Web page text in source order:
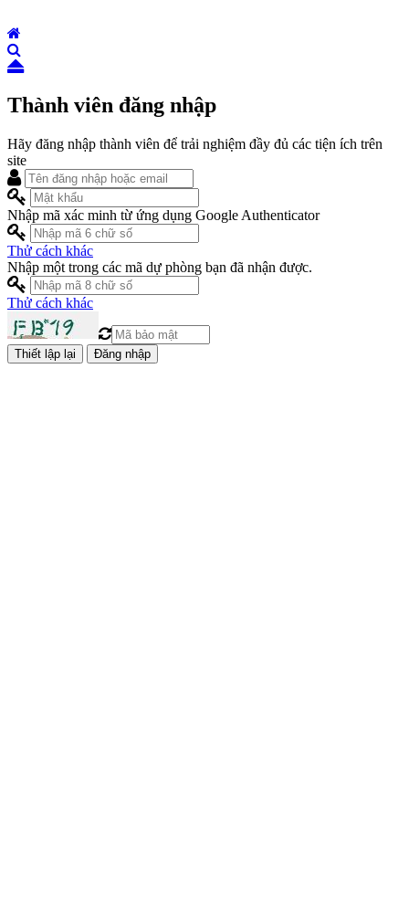
Thành viên đăng nhập
Hãy đăng nhập thành viên để trải nghiệm đầy đủ các tiện ích trên
site
Nhập mã xác minh từ ứng dụng Google Authenticator
Thử cách khác
Nhập một trong các mã dự phòng bạn đã nhận được.
Thử cách khác
Đăng nhập